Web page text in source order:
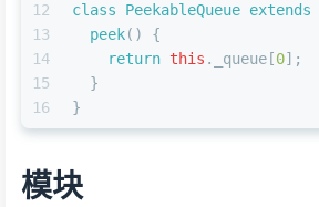
12
13
14
15
16
class
PeekableQueue extends
peek( ) {
return this . _queue [0];
  }
}
模块